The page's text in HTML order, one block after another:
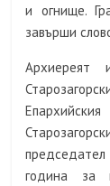
и огнище.
завърши
Архиереят
председател
година за